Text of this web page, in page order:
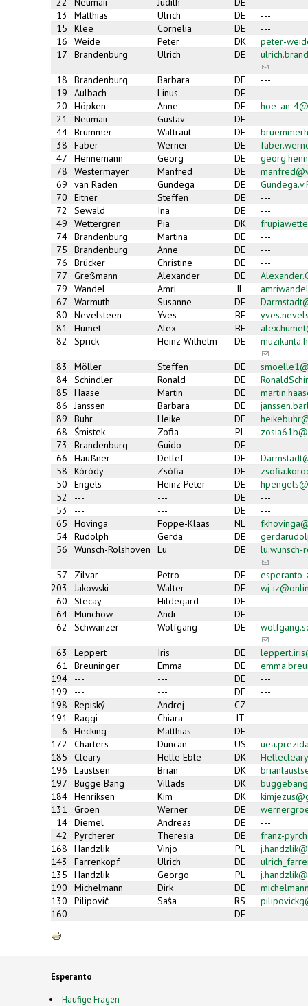
13
Matthias Ulrich DE
---
15
Klee Cornelia DE
---
16
Weide Peter DK
peter-
17
Brandenburg Ulrich DE
(link
sends
e-
mail)
18 Brandenburg Barbara DE
---
19
Aulbach Linus DE
---
20
Höpken Anne DE
hoe_an-
21
Neumair Gustav DE
---
44 Brümmer Waltraut DE
38
Faber Werner DE
47
Hennemann Georg DE
78
Westermayer Manfred DE
69
van Raden Gundega DE
70
Eitner Steffen DE
---
72
Sewald Ina DE
---
49
Wettergren Pia DK
74 Brandenburg Martina DE
---
75
Brandenburg Anne DE
---
76
Brücker Christine DE
---
77
Greßmann Alexander DE
79
Wandel Amri IL
67
Warmuth Susanne DE
80
Nevelsteen Yves BE
81
Humet Alex BE
82
Sprick Heinz-Wilhelm DE
(link
sends
e-
mail)
83 Möller Steffen DE
84 Schindler Ronald DE
85
Haase Martin DE
86
Janssen Barbara DE
89
Buhr Heike DE
68
Śmistek Zofia PL
73
Brandenburg Guido DE
---
66
Haußner Detlef DE
58
Kóródy Zsófia DE
50
Engels Heinz Peter DE
52
--- --- DE
---
53
--- --- DE
---
65
Hovinga Foppe-Klaas NL
54 Rudolph Gerda DE
56
Wunsch-Rolshoven Lu DE
lu.wunsch-
(link
sends
e-
mail)
57 Zilvar Petro DE
203
Jakowski Walter DE
wj-
60
Stecay Hildegard DE
---
64 Münchow Andi DE
---
62
Schwanzer Wolfgang DE
(link
sends
e-
mail)
63 Leppert Iris DE
61
Breuninger Emma DE
194
--- --- DE
---
199
--- --- DE
---
198
Repiský Andrej CZ
---
191
Raggi Chiara IT
---
6
Hecking Matthias DE
---
172
Charters Duncan US
185
Cleary Helle Eble DK
196
Laustsen Brian DK
197
Bugge Bang Villads DK
184 Henriksen Kim DK
131
Groen Werner DE
14 Diemel Andreas DE
---
42
Pyrcherer Theresia DE
franz-
168
Handzlik Vinjo PL
143
Farrenkopf Ulrich DE
135
Handzlik Georgo PL
190
Michelmann Dirk DE
130
Pilipoviĉ Saŝa RS
160
--- --- DE ---
Esperanto
Häufige Fragen